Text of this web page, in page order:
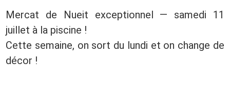
Mercat de Nueit exceptionnel — samedi 11
juillet à la piscine !
Cette semaine, on sort du lundi et on change de
décor !